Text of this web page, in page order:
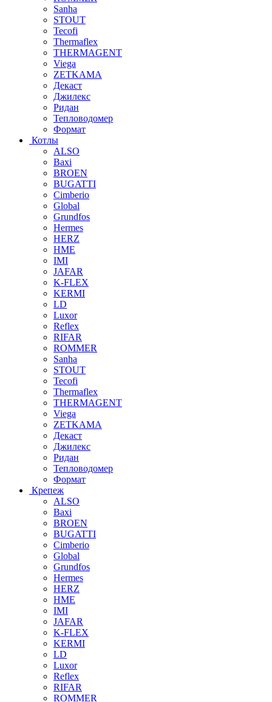
Sanha
STOUT
Tecofi
Thermaflex
THERMAGENT
Viega
ZETKAMA
Декаст
Джилекс
Ридан
Тепловодомер
Формат
Котлы
ALSO
Baxi
BROEN
BUGATTI
Cimberio
Global
Grundfos
Hermes
HERZ
HME
IMI
JAFAR
K-FLEX
KERMI
LD
Luxor
Reflex
RIFAR
ROMMER
Sanha
STOUT
Tecofi
Thermaflex
THERMAGENT
Viega
ZETKAMA
Декаст
Джилекс
Ридан
Тепловодомер
Формат
Крепеж
ALSO
Baxi
BROEN
BUGATTI
Cimberio
Global
Grundfos
Hermes
HERZ
HME
IMI
JAFAR
K-FLEX
KERMI
LD
Luxor
Reflex
RIFAR
ROMMER